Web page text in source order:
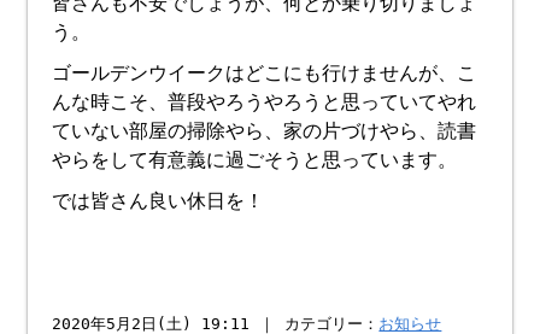
う。
ゴールデンウイークはどこにも行けませんが、こ
んな時こそ、普段やろうやろうと思っていてやれ
ていない部屋の掃除やら、家の片づけやら、読書
やらをして有意義に過ごそうと思っています。
では皆さん良い休日を！
2020年5月2日(土) 19:11 ｜ カテゴリー： お知らせ